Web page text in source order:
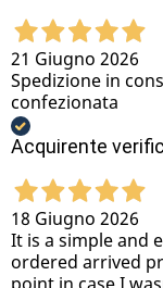
21 Giugno 2026
Spedizione in
confezionata
Acquirente
18 Giugno 2026
It is a simple and
ordered arrived